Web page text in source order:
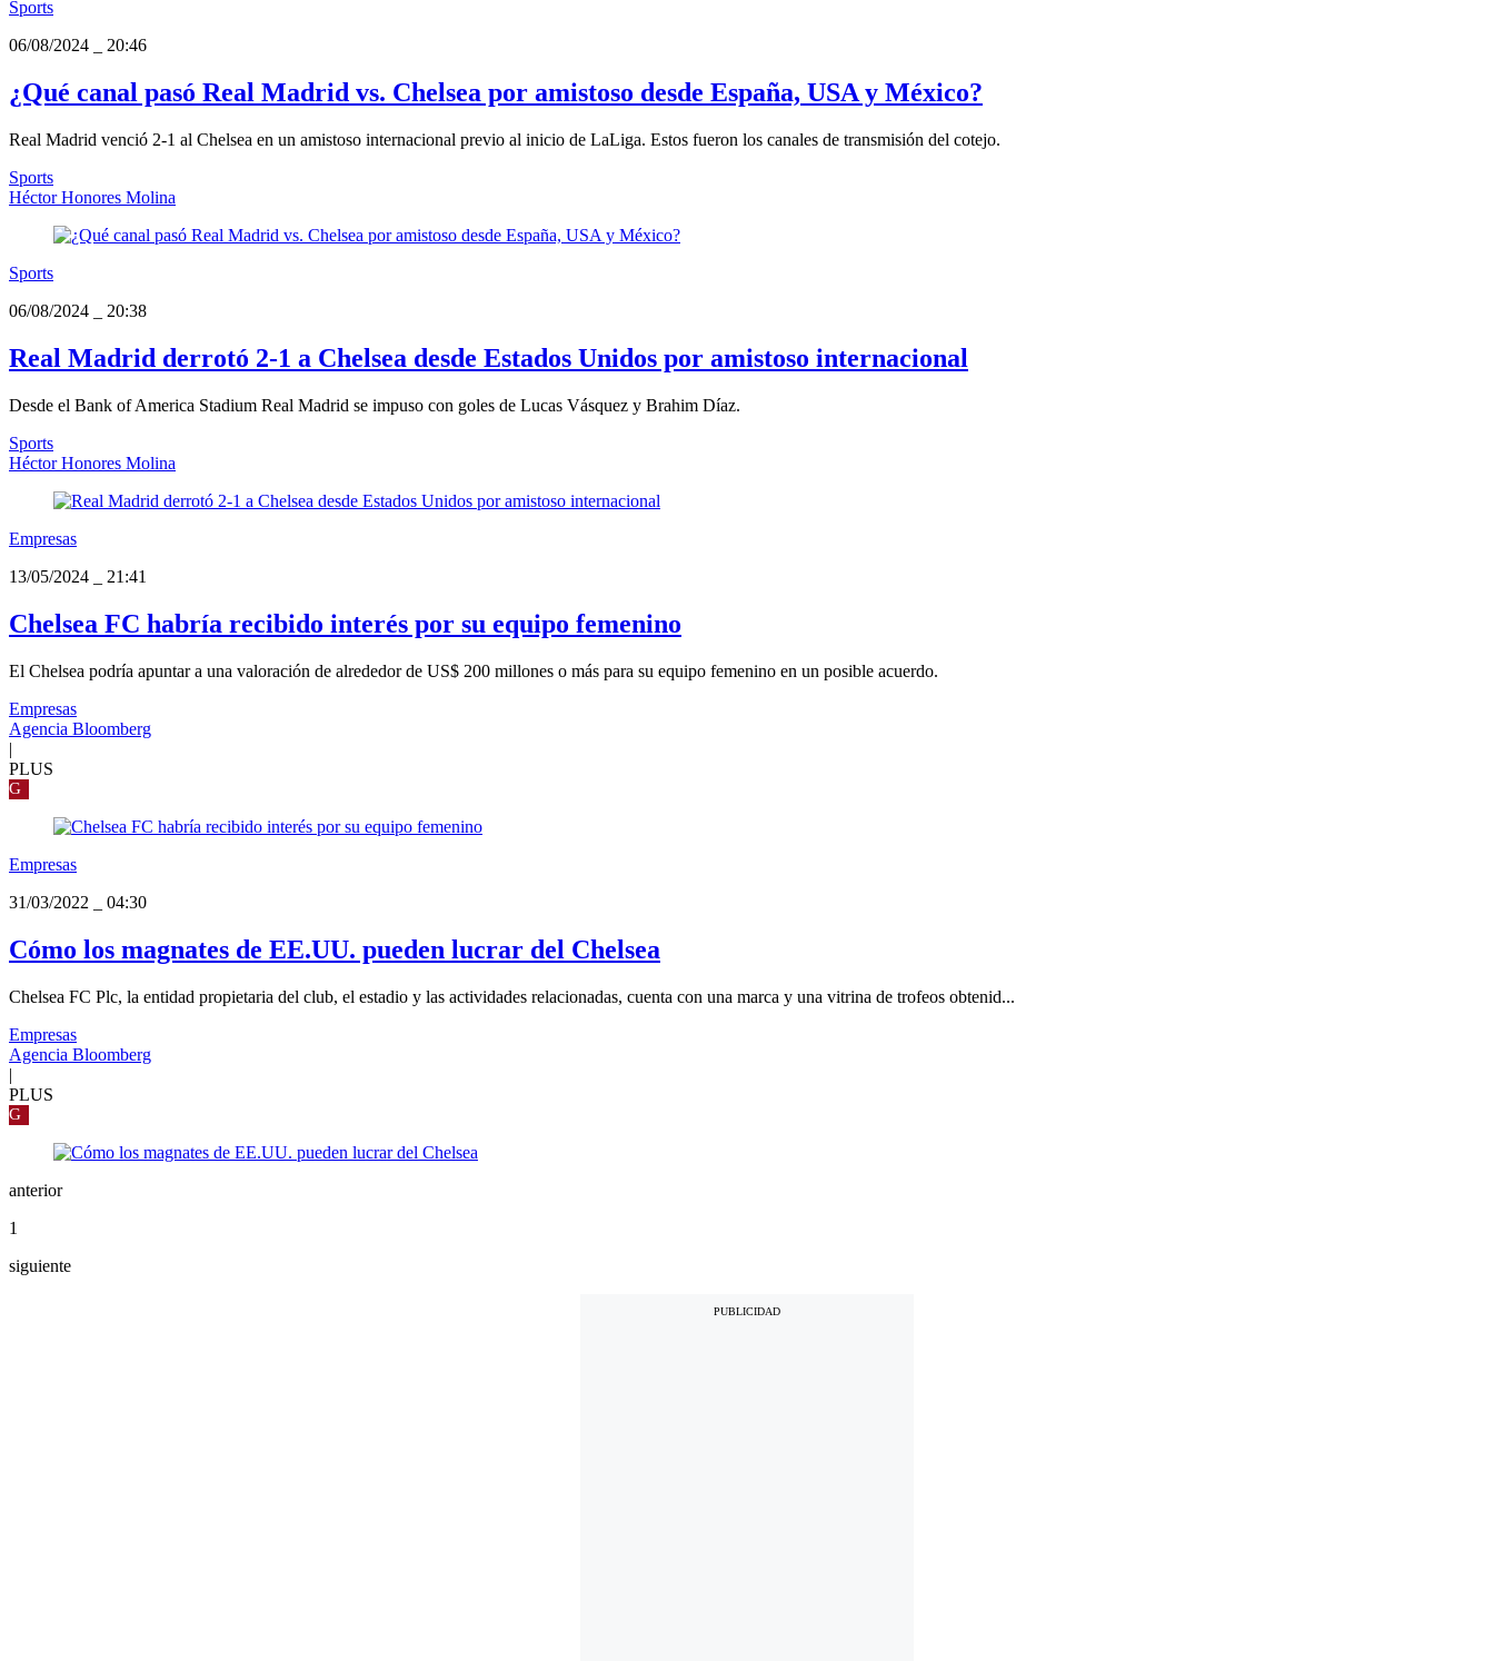
Sports
06/08/2024
20:46
¿Qué canal pasó Real Madrid vs. Chelsea por amistoso desde España, USA y México?
Real Madrid venció 2-1 al Chelsea en un amistoso internacional previo al inicio de LaLiga. Estos fueron los canales de transmisión del cotejo.
Sports
Héctor Honores Molina
Sports
06/08/2024
20:38
Real Madrid derrotó 2-1 a Chelsea desde Estados Unidos por amistoso internacional
Desde el Bank of America Stadium Real Madrid se impuso con goles de Lucas Vásquez y Brahim Díaz.
Sports
Héctor Honores Molina
Empresas
13/05/2024
21:41
Chelsea FC habría recibido interés por su equipo femenino
El Chelsea podría apuntar a una valoración de alrededor de US$ 200 millones o más para su equipo femenino en un posible acuerdo.
Empresas
Agencia Bloomberg
|
PLUS
G
Empresas
31/03/2022
04:30
Cómo los magnates de EE.UU. pueden lucrar del Chelsea
Chelsea FC Plc, la entidad propietaria del club, el estadio y las actividades relacionadas, cuenta con una marca y una vitrina de trofeos obtenid...
Empresas
Agencia Bloomberg
|
PLUS
G
anterior
1
siguiente